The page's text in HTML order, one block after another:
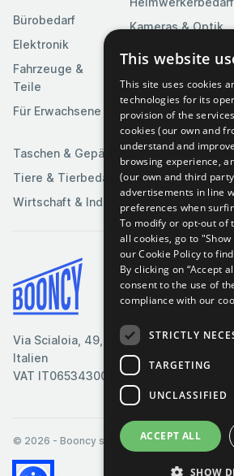
Bürobedarf
Elektronik
Fahrzeuge &
Teile
Für Erwachsene
Kameras & Optik
Kunst &
Unterhaltung
Medien
Taschen & Gepäck
Tiere & Tierbedarf
Wirtschaft & Industrie
Via Scialoia, 49, Florenz,
Italien
VAT IT06534300485
Cookie-
© 2026 - Booncy srl - VAT IT06534300485
This website
This site uses cookies
technologies for its
provision of the
cookies (our own and
understand and
browsing experience,
(our own and third
advertisements in line
preferences when
To modify or opt-out of
all cookies, go to
our Cookie Policy to
By clicking on “Accept
consent to the use of
compliance with our
STRICTLY
TARGETING
UNCLASSIFIED
ACCEPT ALL
SHOW